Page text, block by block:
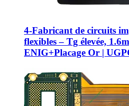
4-Fabricant de circuits
flexibles – Tg élevée,
ENIG+Placage Or |